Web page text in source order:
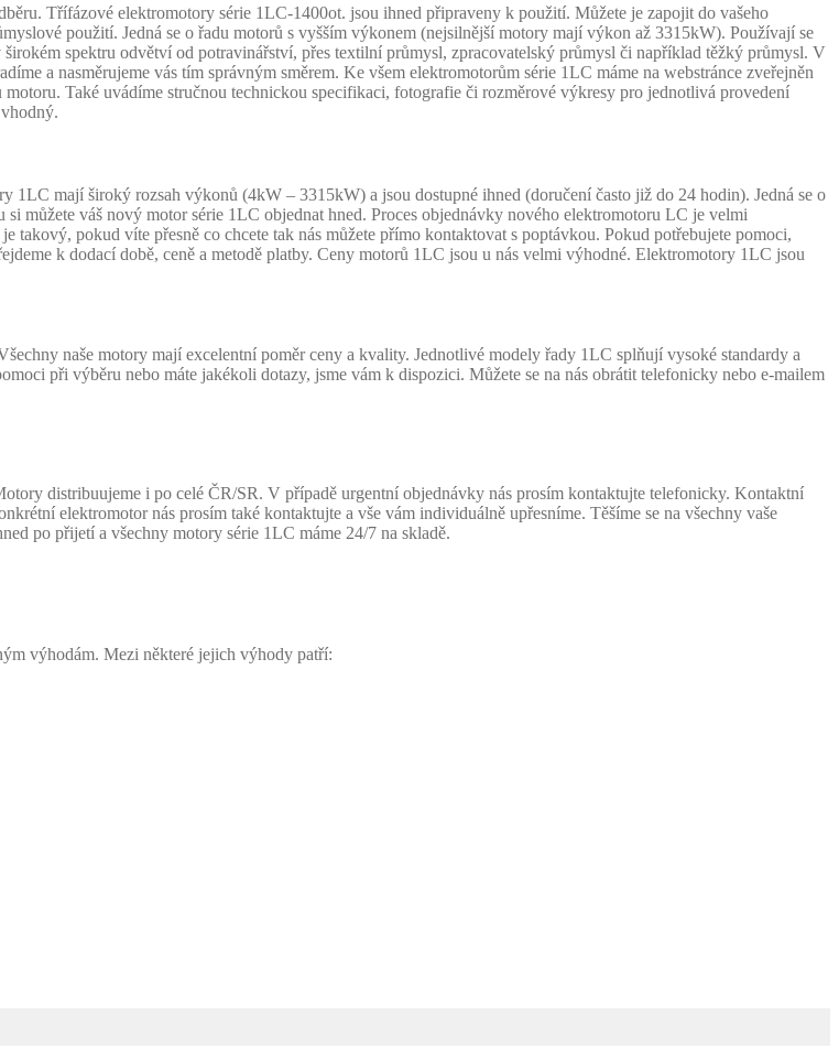
Třífázové elektromotory série 1LC-1400ot. jsou ihned připraveny k použití. Můžete je zapojit do vašeho
použití. Jedná se o řadu motorů s vyšším výkonem (nejsilnější motory mají výkon až 3315kW). Používají se
spektru odvětví od potravinářství, přes textilní průmysl, zpracovatelský průmysl či například těžký průmysl. V
a nasměrujeme vás tím správným směrem. Ke všem elektromotorům série 1LC máme na webstránce zveřejněn
Také uvádíme stručnou technickou specifikaci, fotografie či rozměrové výkresy pro jednotlivá provedení
mají široký rozsah výkonů (4kW – 3315kW) a jsou dostupné ihned (doručení často již do 24 hodin). Jedná se o
můžete váš nový motor série 1LC objednat hned. Proces objednávky nového elektromotoru LC je velmi
takový, pokud víte přesně co chcete tak nás můžete přímo kontaktovat s poptávkou. Pokud potřebujete pomoci,
k dodací době, ceně a metodě platby. Ceny motorů 1LC jsou u nás velmi výhodné. Elektromotory 1LC jsou
naše motory mají excelentní poměr ceny a kvality. Jednotlivé modely řady 1LC splňují vysoké standardy a
při výběru nebo máte jakékoli dotazy, jsme vám k dispozici. Můžete se na nás obrátit telefonicky nebo e-mailem
distribuujeme i po celé ČR/SR. V případě urgentní objednávky nás prosím kontaktujte telefonicky. Kontaktní
elektromotor nás prosím také kontaktujte a vše vám individuálně upřesníme. Těšíme se na všechny vaše
po přijetí a všechny motory série 1LC máme 24/7 na skladě.
výhodám. Mezi některé jejich výhody patří: